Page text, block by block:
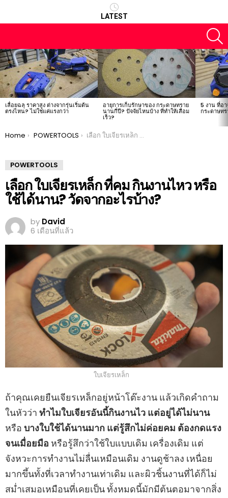
LATEST
LATEST
STORIES
เลื่อยฉลุ ราคาสูง ต่างจากรุ่นเริ่มต้น
ตรงไหน? ไม่ใช่แค่แรงกว่า
อายุการเก็บรักษาของ กระดาษทราย
นานกี่ปี? ปัจจัยไหนบ้าง ที่ทำให้เสื่อม
เร็ว?
5 งาน ที่อ
กระดาษท
You are here:
Home POWERTOOLS เลือก ใบเจียรเหล็ก ที่คม กินงานไหว หรือใช้ได้นาน? วัดจากอะไรบ้าง?
POWERTOOLS
เลือก ใบเจียรเหล็ก ที่คม กินงานไหว หรือ
ใช้ได้นาน? วัดจากอะไรบ้าง?
by David
6 เดือนที่แล้ว
ใบเจียรเหล็ก
ถ้าคุณเคยยืนเจียรเหล็กอยู่หน้าโต๊ะงาน แล้วเกิดคำถาม
ในหัวว่า ทำไมใบเจียรอันนี้กินงานไว แต่อยู่ได้ไม่นาน
หรือ บางใบใช้ได้นานมาก แต่รู้สึกไม่ค่อยคม ต้องกดแรง
จนเมื่อยมือ หรือรู้สึกว่าใช้ใบแบบเดิม เครื่องเดิม แต่
จังหวะการทำงานไม่ลื่นเหมือนเดิม งานดูช้าลง เหนื่อย
มากขึ้นทั้งที่เวลาทำงานเท่าเดิม และผิวชิ้นงานที่ได้ก็ไม่
สม่ำเสมอเหมือนที่เคยเป็น ทั้งหมดนี้มักมีต้นตอมาจากสิ่ง